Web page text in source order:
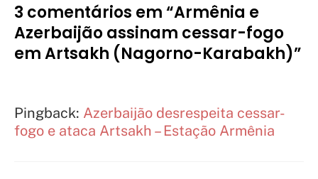
3 comentários em “Armênia e
Azerbaijão assinam cessar-fogo
em Artsakh (Nagorno-Karabakh)”
Pingback: Azerbaijão desrespeita cessar-
fogo e ataca Artsakh – Estação Armênia